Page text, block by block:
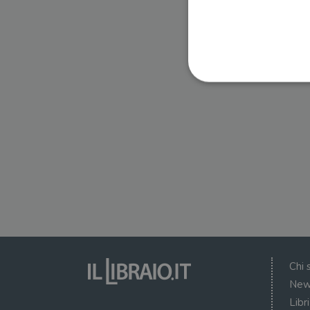
Chi
I cookie strettamente
wordpress_sec_[hash]
CookieScriptConsent